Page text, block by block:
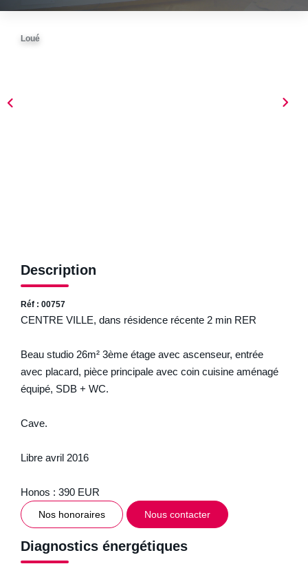
FAIRE GÉRER
Loué
Description
Réf : 00757
CENTRE VILLE, dans résidence récente 2 min RER
Beau studio 26m² 3ème étage avec ascenseur, entrée
avec placard, pièce principale avec coin cuisine aménagé
équipé, SDB + WC.
Cave.
Libre avril 2016
Honos : 390 EUR
Nos honoraires Nous contacter
Diagnostics énergétiques